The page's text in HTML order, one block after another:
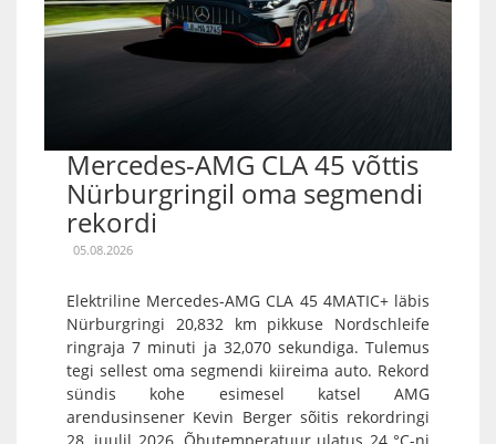
Mercedes-AMG CLA 45 võttis
Nürburgringil oma segmendi
rekordi
05.08.2026
Elektriline Mercedes-AMG CLA 45 4MATIC+ läbis
Nürburgringi 20,832 km pikkuse Nordschleife
ringraja 7 minuti ja 32,070 sekundiga. Tulemus
tegi sellest oma segmendi kiireima auto. Rekord
sündis kohe esimesel katsel AMG
arendusinsener Kevin Berger sõitis rekordringi